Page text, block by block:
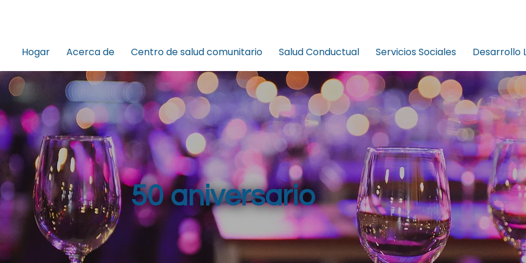
Hogar Acerca de Centro de salud comunitario Salud Conductual Servicios Sociales Desarrollo
50 aniversario